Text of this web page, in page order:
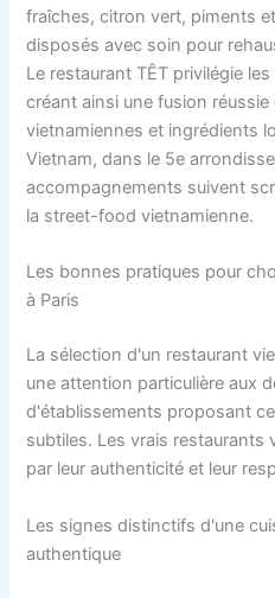
fraîches, citron vert, piments
disposés avec soin pour
Le restaurant TÊT privilégie
créant ainsi une fusion
vietnamiennes et ingrédients
Vietnam, dans le 5e
accompagnements suivent
la street-food vietnamienne.
Les bonnes pratiques pour
à Paris
La sélection d'un restaurant
une attention particulière aux
d'établissements proposant
subtiles. Les vrais
par leur authenticité et leur
Les signes distinctifs d'une
authentique